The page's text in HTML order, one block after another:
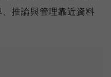
推論與管理靠近資料